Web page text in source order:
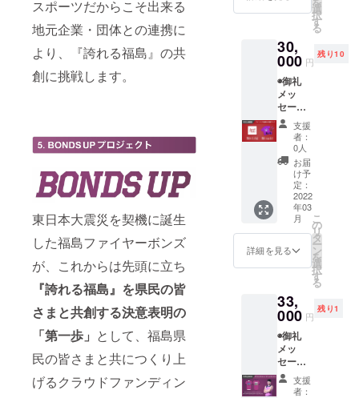
スポーツだからこそ出来る
地元企業・団体との連携に
より、『誇れる福島』の共
創に挑戦します。
東日本大震災を契機に誕生
した福島ファイヤーボンズ
が、これからは先頭に立ち
『誇れる福島』を県民の皆
さまと共創する決意表明の
「第一歩」 として、福島県
民の皆さまと共につくり上
げるクラウドファンディン
載 ※支
援時に
にご希
望のお
名前を
ご記入
くださ
い
◉BOND
S UP ス
テッ
カー
◉BOND
S UP ス
トー
リー
ブック
(2013-
2022)
福島
ファイ
ヤーボ
ンズの8
年間の
歩みや
これか
らの展
選
択
す
る
30,
000 円
残り10
◉御礼
メッ
セージ
動画
(メール
にて動
画デー
タ送付)
◉福島
ファイ
ヤーボ
ンズ公
式HPに
名前掲
載 ※支
援時に
にご希
望のお
名前を
ご記入
くださ
い
◉BOND
S UP ス
支援
者：
0人
お届
け予
定：
2022
年03
月
詳細を見る
こ
の
リ
タ
ー
ン
を
選
択
す
る
33,
000 円
残り1
◉御礼
メッ
セージ
動画
(メール
支援
者：